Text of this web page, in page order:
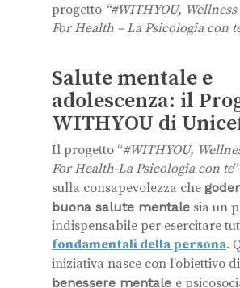
progetto “#WITHYOU,
For Health – La Psicologia con
Salute mentale e
adolescenza: il
WITHYOU di
Il progetto “#WITHYOU,
For Health-La Psicologia con te
sulla consapevolezza che
buona salute mentale sia un
indispensabile per esercitare
fondamentali della persona.
iniziativa nasce con l’obiettivo di
benessere mentale e